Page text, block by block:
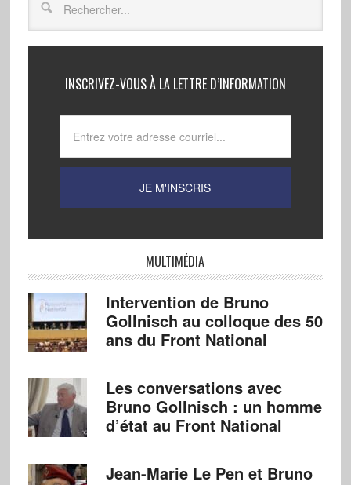
INSCRIVEZ-VOUS À LA LETTRE D’INFORMATION
MULTIMÉDIA
Intervention de Bruno
Gollnisch au colloque des 50
ans du Front National
Les conversations avec
Bruno Gollnisch : un homme
d’état au Front National
Jean-Marie Le Pen et Bruno